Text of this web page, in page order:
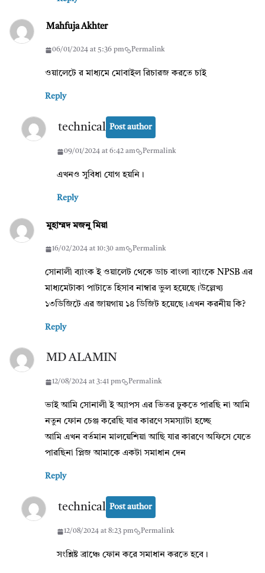
Mahfuja Akhter
06/01/2024 at 5:36 pm Permalink
ওয়ালেটে র মাধ্যমে মোবাইল রিচারজ করতে চাই
Reply
technical Post author
09/01/2024 at 6:42 am Permalink
এখনও সুবিধা যোগ হয়নি।
Reply
মুহাম্মদ মজনু মিয়া
16/02/2024 at 10:30 am Permalink
সোনালী ব্যাংক ই ওয়ালেট থেকে ডাচ বাংলা ব্যাংকে NPSB এর
মাধ্যমেটাকা পাটাতে হিসাব নাম্বার ভুল হয়েছে।উল্লেখ্য
১৩ডিজিটে এর জায়গায় ১৪ ডিজিট হয়েছে।এখন করনীয় কি?
Reply
MD ALAMIN
12/08/2024 at 3:41 pm Permalink
ভাই আমি সোনালী ই অ্যাপস এর ভিতর ঢুকতে পারছি না আমি
নতুন ফোন চেঞ্জ করেছি যার কারণে সমস্যাটা হচ্ছে
আমি এখন বর্তমান মালয়েশিয়া আছি যার কারণে অফিসে যেতে
পারছিনা প্লিজ আমাকে একটা সমাধান দেন
Reply
technical Post author
12/08/2024 at 8:23 pm Permalink
সংশ্লিষ্ট ব্রাঞ্চে ফোন করে সমাধান করতে হবে।